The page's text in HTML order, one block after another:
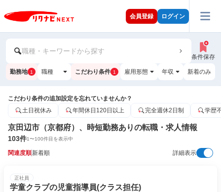
会員登録 ログイン
職種・キーワードから探す
条件保存
勤務地 1 職種 こだわり条件 1 雇用形態 年収 新着のみ
こだわり条件の追加設定を忘れていませんか？
土日祝休み
年間休日120日以上 完全週休2日制 学歴
京田辺市（京都府）、時短勤務ありの転職・求人情報
103件1〜100件目を表示中
関連度順新着順 詳細表示
正社員
学童クラブの児童指導員(クラス担任)